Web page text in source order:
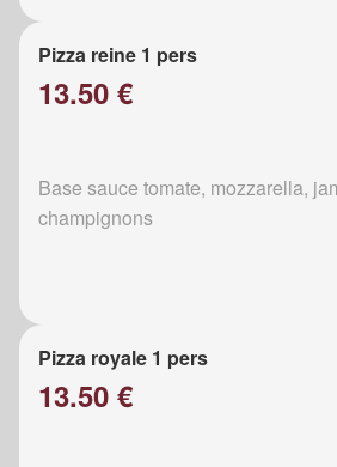
Pizza reine 1 pers
13.50 €
Base sauce tomate, mozzarella,
champignons
Pizza royale 1 pers
13.50 €